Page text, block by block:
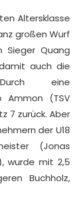
Altersklasse
großen Wurf
Quang
damit auch die
eine
Ammon (TSV
7 zurück. Aber
der U18
(Jonas
wurde mit 2,5
Buchholz,